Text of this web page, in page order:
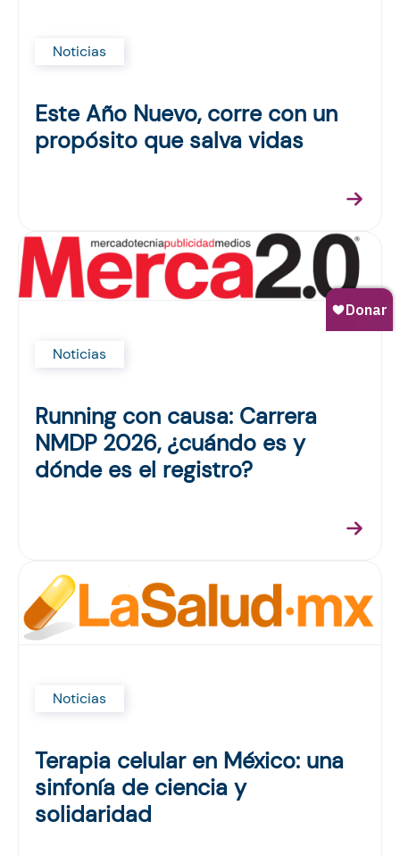
Noticias
Este Año Nuevo, corre con un
propósito que salva vidas
Noticias
Running con causa: Carrera
NMDP 2026, ¿cuándo es y
dónde es el registro?
Noticias
Terapia celular en México: una
sinfonía de ciencia y
solidaridad